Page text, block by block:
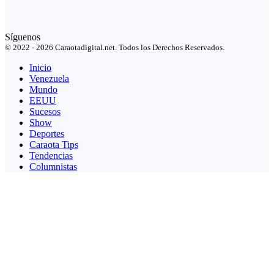
Síguenos
© 2022 - 2026 Caraotadigital.net. Todos los Derechos Reservados.
Inicio
Venezuela
Mundo
EEUU
Sucesos
Show
Deportes
Caraota Tips
Tendencias
Columnistas